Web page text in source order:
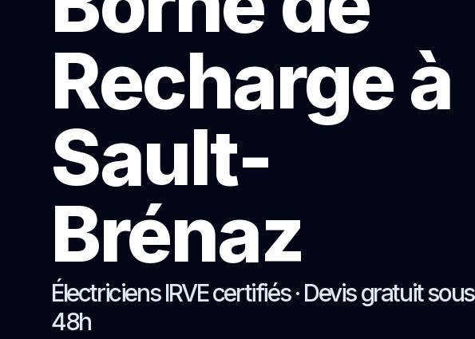
Recharge à
Sault-
Brénaz
Électriciens IRVE certifiés · Devis gratuit sous
48h